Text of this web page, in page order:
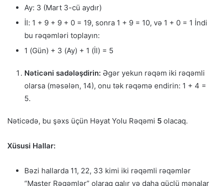
Ay: 3 (Mart 3-cü aydır)
İl: 1 + 9 + 9 + 0 = 19, sonra 1 + 9 = 10, və 1 + 0 = 1 İndi
bu rəqəmləri toplayın:
1 (Gün) + 3 (Ay) + 1 (İl) = 5
Nəticəni sadələşdirin: Əgər yekun rəqəm iki rəqəmli
olarsa (məsələn, 14), onu tək rəqəmə endirin: 1 + 4 =
5.
Nəticədə, bu şəxs üçün Həyat Yolu Rəqəmi 5 olacaq.
Xüsusi Hallar:
Bəzi hallarda 11, 22, 33 kimi iki rəqəmli rəqəmlər
“Master Rəqəmlər” olaraq qalır və daha güclü mənalar